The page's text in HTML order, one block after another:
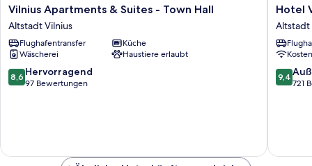
Vilnius
Apartments
&
Suites
-
Town
Hall
Vilnius Apartments & Suites - Town Hall
Altstadt Vilnius
Flughafentransfer
Küche
Wäscherei
Haustiere erlaubt
8.6
von
8,6 Hervorragend
97 Bewertungen
Hotel
Vilnia
Altstadt
Vilnius
Hotel
Altstadt
9.4
von
9,4
721